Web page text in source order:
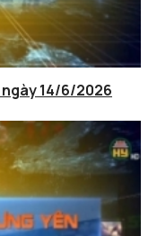
ngày 14/6/2026